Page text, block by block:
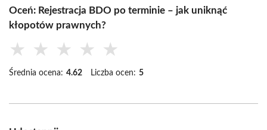
Oceń: Rejestracja BDO po terminie – jak uniknąć
kłopotów prawnych?
★ ★ ★ ★ ★
Średnia ocena: 4.62 Liczba ocen: 5